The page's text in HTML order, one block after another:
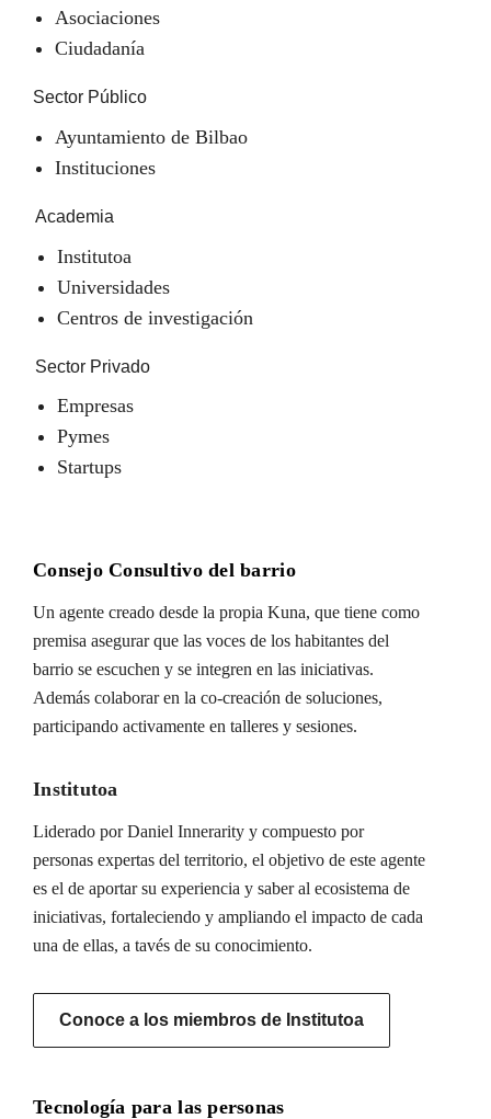
Asociaciones
Ciudadanía
Sector Público
Ayuntamiento de Bilbao
Instituciones
Academia
Institutoa
Universidades
Centros de investigación
Sector Privado
Empresas
Pymes
Startups
Consejo Consultivo del barrio
Un agente creado desde la propia Kuna, que tiene como
premisa asegurar que las voces de los habitantes del
barrio se escuchen y se integren en las iniciativas.
Además colaborar en la co-creación de soluciones,
participando activamente en talleres y sesiones.
Institutoa
Liderado por Daniel Innerarity y compuesto por
personas expertas del territorio, el objetivo de este agente
es el de aportar su experiencia y saber al ecosistema de
iniciativas, fortaleciendo y ampliando el impacto de cada
una de ellas, a tavés de su conocimiento.
Conoce a los miembros de Institutoa
Tecnología para las personas